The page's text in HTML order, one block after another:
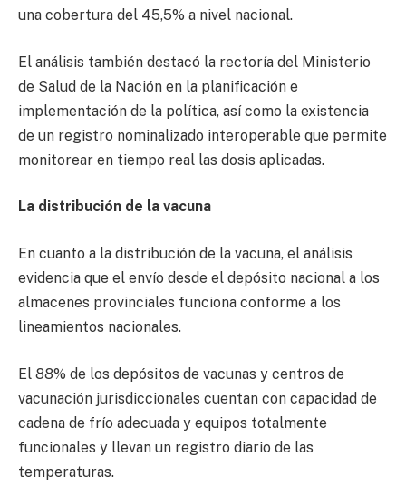
una cobertura del 45,5% a nivel nacional.
El análisis también destacó la rectoría del Ministerio
de Salud de la Nación en la planificación e
implementación de la política, así como la existencia
de un registro nominalizado interoperable que permite
monitorear en tiempo real las dosis aplicadas.
La distribución de la vacuna
En cuanto a la distribución de la vacuna, el análisis
evidencia que el envío desde el depósito nacional a los
almacenes provinciales funciona conforme a los
lineamientos nacionales.
El 88% de los depósitos de vacunas y centros de
vacunación jurisdiccionales cuentan con capacidad de
cadena de frío adecuada y equipos totalmente
funcionales y llevan un registro diario de las
temperaturas.